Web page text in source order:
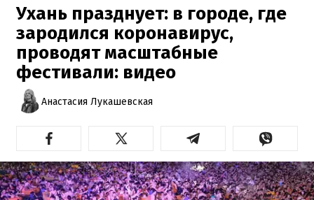
Ухань празднует: в городе, где
зародился коронавирус,
проводят масштабные
фестивали: видео
Анастасия Лукашевская